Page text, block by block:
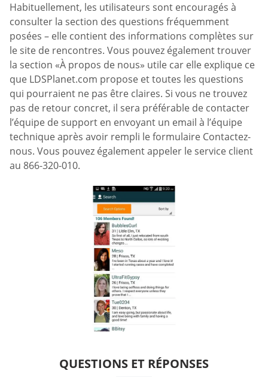
Habituellement, les utilisateurs sont encouragés à
consulter la section des questions fréquemment
posées – elle contient des informations complètes sur
le site de rencontres. Vous pouvez également trouver
la section «À propos de nous» utile car elle explique ce
que LDSPlanet.com propose et toutes les questions
qui pourraient ne pas être claires. Si vous ne trouvez
pas de retour concret, il sera préférable de contacter
l’équipe de support en envoyant un email à l’équipe
technique après avoir rempli le formulaire Contactez-
nous. Vous pouvez également appeler le service client
au 866-320-010.
QUESTIONS ET RÉPONSES